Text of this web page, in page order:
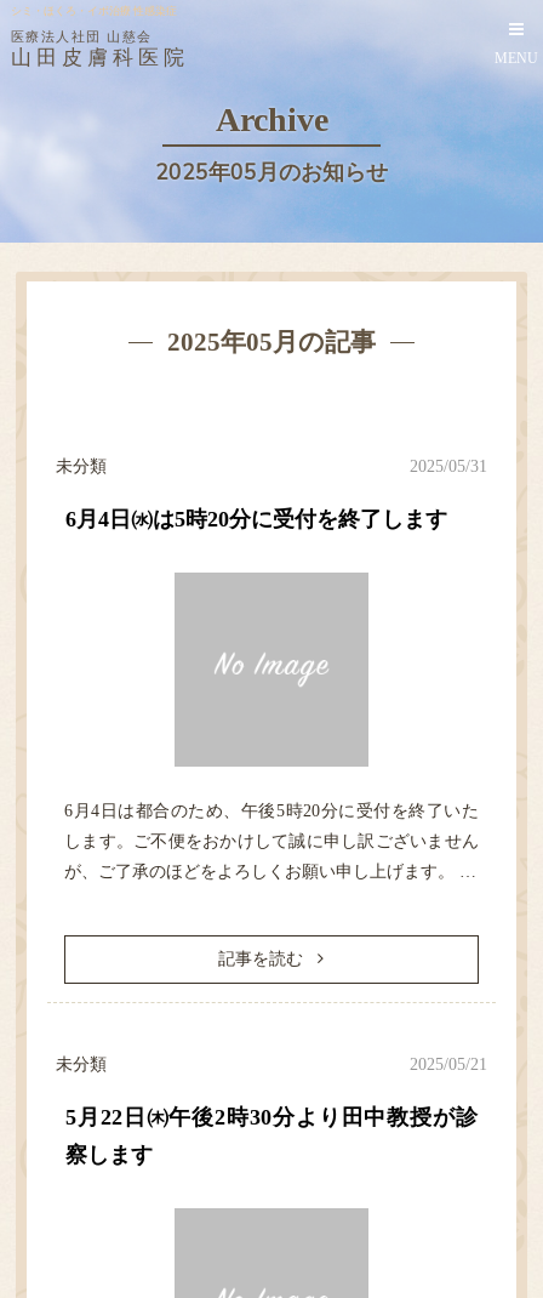
シミ・ほくろ・イボ治療 性感染症
医療法人社団 山慈会
山田皮膚科医院 MENU
Archive
2025年05月のお知らせ
2025年05月の記事
6月4日㈬は5時20分に受付を終了します
未分類 2025/05/31
6月4日は都合のため、午後5時20分に受付を終了いた
します。ご不便をおかけして誠に申し訳ございません
が、ご了承のほどをよろしくお願い申し上げます。 …
記事を読む
5月22日㈭午後2時30分より田中教授が診
察します
未分類 2025/05/21
HOME
医院紹介
検査